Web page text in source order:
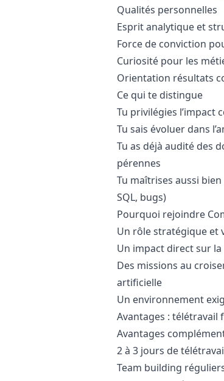
Qualités personnelles
Esprit analytique et
Force de conviction
Curiosité pour les
Orientation résultats
Ce qui te distingue
Tu privilégies l’impact
Tu sais évoluer dans
Tu as déjà audité des
pérennes
Tu maîtrises aussi
SQL, bugs)
Pourquoi rejoindre
Un rôle stratégique et
Un impact direct sur
Des missions au
artificielle
Un environnement
Avantages : télétravail
Avantages
2 à 3 jours de
Team building